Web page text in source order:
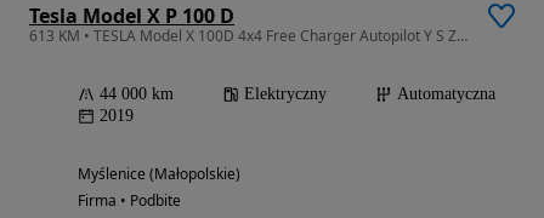
Tesla Model X P 100 D
613 KM • TESLA Model X 100D 4x4 Free Charger Autopilot Y S Zamiana Kamper !
44 000 km Elektryczny
Automatyczna
2019
Myślenice (Małopolskie)
Firma • Podbite